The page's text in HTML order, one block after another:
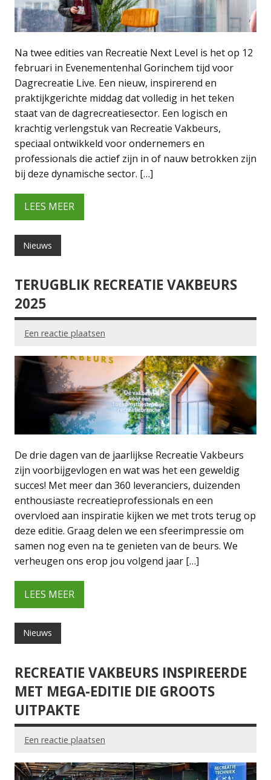
Na twee edities van Recreatie Next Level is het op 12
februari in Evenementenhal Gorinchem tijd voor
Dagrecreatie Live. Een nieuw, inspirerend en
praktijkgerichte middag dat volledig in het teken
staat van de dagrecreatiesector. Een logisch en
krachtig verlengstuk van Recreatie Vakbeurs,
speciaal ontwikkeld voor ondernemers en
professionals die actief zijn in of nauw betrokken zijn
bij deze dynamische sector. […]
LEES MEER
Nieuws
TERUGBLIK RECREATIE VAKBEURS
2025
Een reactie plaatsen
De drie dagen van de jaarlijkse Recreatie Vakbeurs
zijn voorbijgevlogen en wat was het een geweldig
succes! Met meer dan 360 leveranciers, duizenden
enthousiaste recreatieprofessionals en een
overvloed aan inspiratie kijken we met trots terug op
deze editie. Graag delen we een sfeerimpressie om
samen nog even na te genieten van de beurs. We
verheugen ons erop jou volgend jaar […]
LEES MEER
Nieuws
RECREATIE VAKBEURS INSPIREERDE
MET MEGA-EDITIE DIE GROOTS
UITPAKTE
Een reactie plaatsen